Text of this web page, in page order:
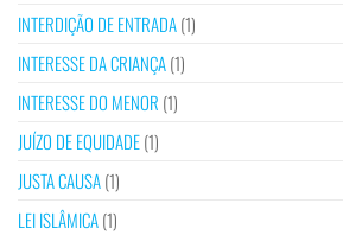
INTERDIÇÃO DE ENTRADA(1)
INTERESSE DA CRIANÇA(1)
INTERESSE DO MENOR (1)
JUÍZO DE EQUIDADE(1)
JUSTA CAUSA(1)
LEI ISLÂMICA(1)